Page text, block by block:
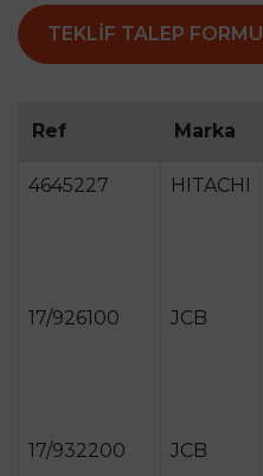
TEKLIF TALEP FORMU
Ref Marka
4645227 HITACHI
17/926100 JCB
17/932200 JCB